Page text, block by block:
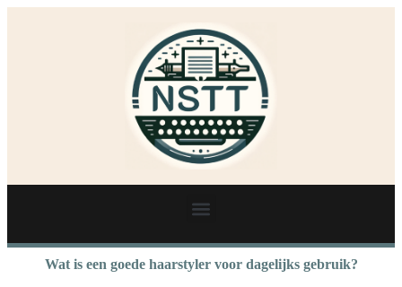
Wat is een goede haarstyler voor dagelijks gebruik?